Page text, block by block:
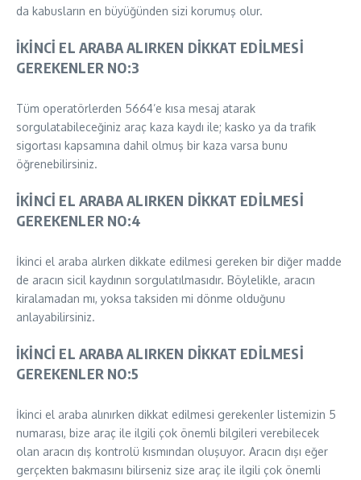
da kabusların en büyüğünden sizi korumuş olur.
İKİNCİ EL ARABA ALIRKEN DİKKAT EDİLMESİ
GEREKENLER NO:3
Tüm operatörlerden 5664’e kısa mesaj atarak
sorgulatabileceğiniz araç kaza kaydı ile; kasko ya da trafik
sigortası kapsamına dahil olmuş bir kaza varsa bunu
öğrenebilirsiniz.
İKİNCİ EL ARABA ALIRKEN DİKKAT EDİLMESİ
GEREKENLER NO:4
İkinci el araba alırken dikkate edilmesi gereken bir diğer madde
de aracın sicil kaydının sorgulatılmasıdır. Böylelikle, aracın
kiralamadan mı, yoksa taksiden mi dönme olduğunu
anlayabilirsiniz.
İKİNCİ EL ARABA ALIRKEN DİKKAT EDİLMESİ
GEREKENLER NO:5
İkinci el araba alınırken dikkat edilmesi gerekenler listemizin 5
numarası, bize araç ile ilgili çok önemli bilgileri verebilecek
olan aracın dış kontrolü kısmından oluşuyor. Aracın dışı eğer
gerçekten bakmasını bilirseniz size araç ile ilgili çok önemli